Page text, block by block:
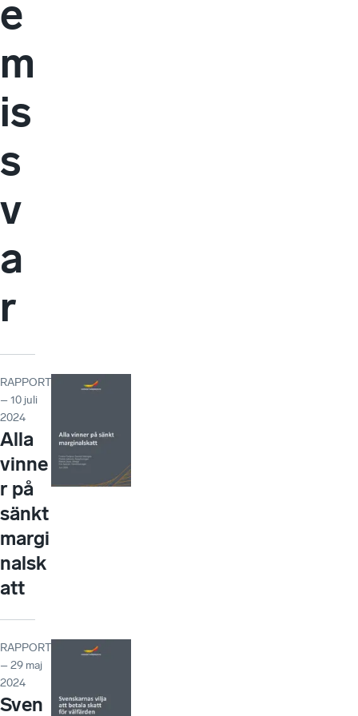
e
m
is
s
v
a
r
RAPPORT
– 10 juli
2024
Alla
vinne
r på
sänkt
margi
nalsk
att
RAPPORT
– 29 maj
2024
Sven